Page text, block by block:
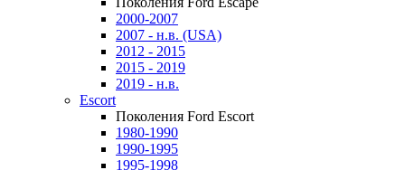
2000-2007
2007 - н.в. (USA)
2012 - 2015
2015 - 2019
2019 - н.в.
Escort
Поколения Ford Escort
1980-1990
1990-1995
1995-1998